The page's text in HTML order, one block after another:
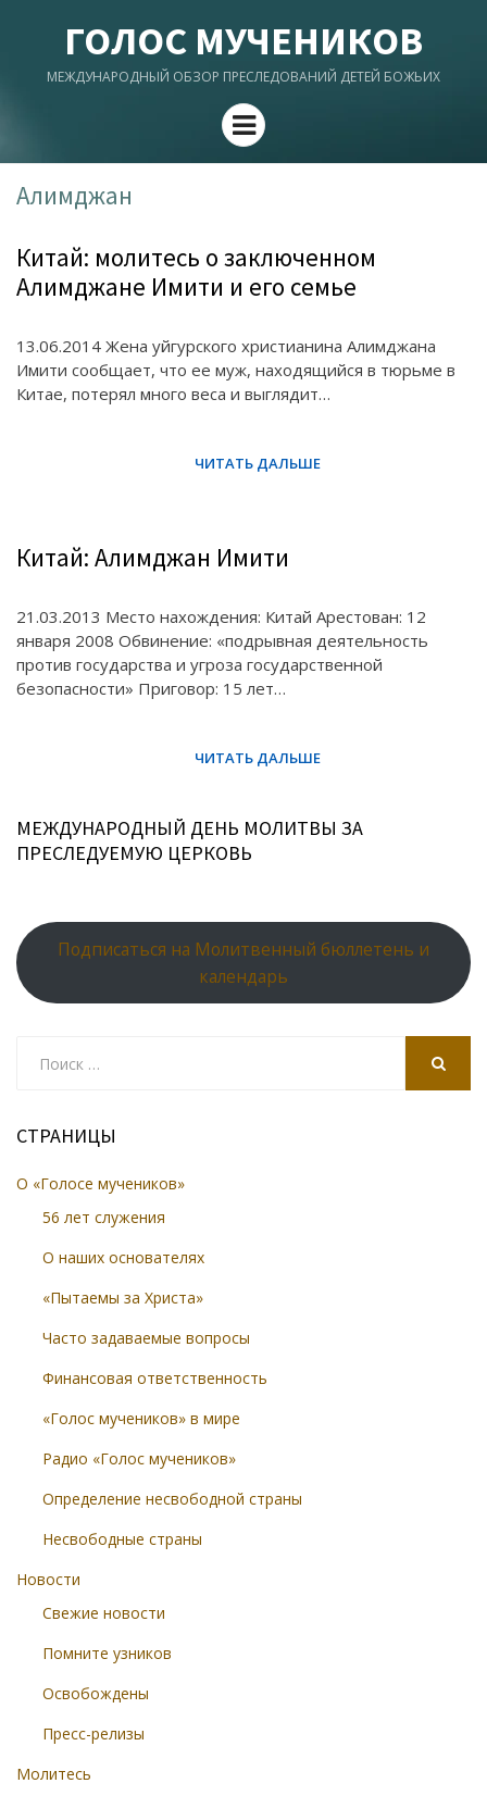
ГОЛОС МУЧЕНИКОВ
МЕЖДУНАРОДНЫЙ ОБЗОР ПРЕСЛЕДОВАНИЙ ДЕТЕЙ БОЖЬИХ
Menu
Алимджан
Китай: молитесь о заключенном
Алимджане Имити и его семье
13.06.2014 Жена уйгурского христианина Алимджана
Имити сообщает, что ее муж, находящийся в тюрьме в
Китае, потерял много веса и выглядит…
Китай: Алимджан Имити
21.03.2013 Место нахождения: Китай Арестован: 12
января 2008 Обвинение: «подрывная деятельность
против государства и угроза государственной
безопасности» Приговор: 15 лет…
МЕЖДУНАРОДНЫЙ ДЕНЬ МОЛИТВЫ ЗА
ПРЕСЛЕДУЕМУЮ ЦЕРКОВЬ
Подписаться на Молитвенный бюллетень и
календарь
СТРАНИЦЫ
О «Голосе мучеников»
56 лет служения
О наших основателях
«Пытаемы за Христа»
Часто задаваемые вопросы
Финансовая ответственность
«Голос мучеников» в мире
Радио «Голос мучеников»
Определение несвободной страны
Несвободные страны
Новости
Свежие новости
Помните узников
Освобождены
Пресс-релизы
Молитесь